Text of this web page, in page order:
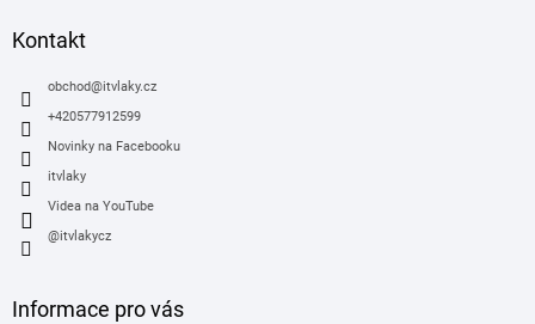
Kontakt
obchod@itvlaky.cz
+420577912599
Novinky na Facebooku
itvlaky
Videa na YouTube
@itvlakycz
Informace pro vás